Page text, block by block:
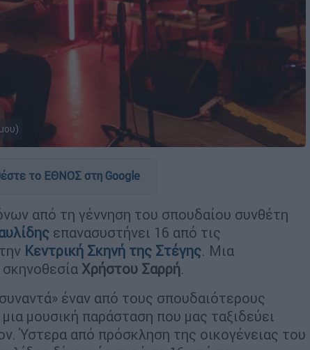
το ΕΘΝΟΣ στη Google
από τη γέννηση του σπουδαίου συνθέτη
επανασυστήνει 16 από τις
Κεντρική Σκηνή της Στέγης. Μια
Χρήστου Σαρρή.
έναν από τους σπουδαιότερους
μουσική παράσταση που μας ταξιδεύει
Ύστερα από πρόσκληση της οικογένειας του